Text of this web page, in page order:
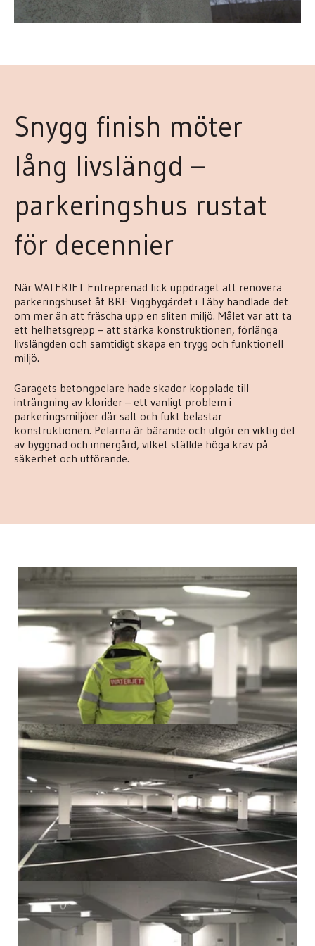
Snygg finish möter
lång livslängd –
parkeringshus rustat
för decennier
När WATERJET Entreprenad fick uppdraget att renovera
parkeringshuset åt BRF Viggbygärdet i Täby handlade det
om mer än att fräscha upp en sliten miljö. Målet var att ta
ett helhetsgrepp – att stärka konstruktionen, förlänga
livslängden och samtidigt skapa en trygg och funktionell
miljö.
Garagets betongpelare hade skador kopplade till
inträngning av klorider – ett vanligt problem i
parkeringsmiljöer där salt och fukt belastar
konstruktionen. Pelarna är bärande och utgör en viktig del
av byggnad och innergård, vilket ställde höga krav på
säkerhet och utförande.